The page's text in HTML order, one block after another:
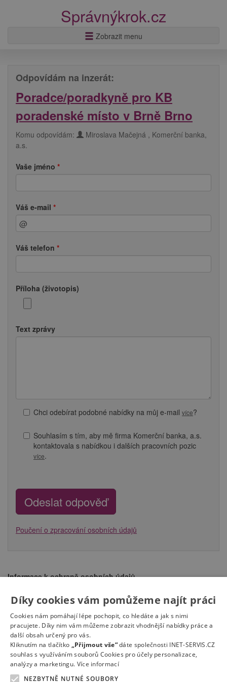
Správnýkrok.cz
Zobrazit menu
Odpovídám na inzerát:
Poradce/poradkyně pro KB
poradenské místo v Brně Brno
Komu odpovídám:
Miroslava Mačejná , Komerční banka,
a.s.
Vaše jméno
Váš e-mail
Váš telefon
Příloha (životopis)
Text zprávy
Chci odebírat podobné nabídky na můj e-mail více?
Souhlasím s tím, aby mě firma Komerční banka, a.s.
kontaktovala s nabídkou i dalších pracovních pozic
více.
Poučení o zpracování osobních údajů
Informace k ochraně osobních údajů
45317054) (dále jen Správce) zpracovávat v souladu se Zákonem
o ochraně osobních údajů 110/2019 Sb. a v souladu s Obecným
nařízením o ochraně osobních údajů (EU) 2016/679 poskytnuté
osobní údajeza účelem náboru zaměstnanců na výše
uvedenou pracovní pozici.
Zpracování osobních údajů bude
pro Správce zajišťovat provozovatel webu Spravnykrok.cz
společnost INET-SERVIS.CZ, s.r.o. IČ: 27523209 (Zpracovatel)
Více…
Díky cookies vám pomůžeme najít práci
Cookies nám pomáhají lépe pochopit, co hledáte a jak s nimi
pracujete. Díky nim vám můžeme zobrazit vhodnější nabídky práce a
další obsah určený pro vás.
Kliknutím na tlačítko „Přijmout vše“dáte společnosti INET-SERVIS.CZ
souhlas s využíváním souborů Cookies pro účely personalizace,
analýzy a marketingu. Více informací
NEZBYTNĚ NUTNÉ SOUBORY